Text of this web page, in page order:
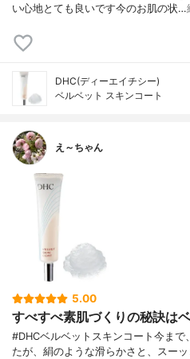
い心地とても良いです今のお肌の状…
DHC(ディーエイチシー)
ベルベット スキンコート
え～ちゃん
5.00
すべすべ素肌づくりの秘訣は
#DHCベルベットスキンコート今まで
たが、絹のような滑らかさと、スー